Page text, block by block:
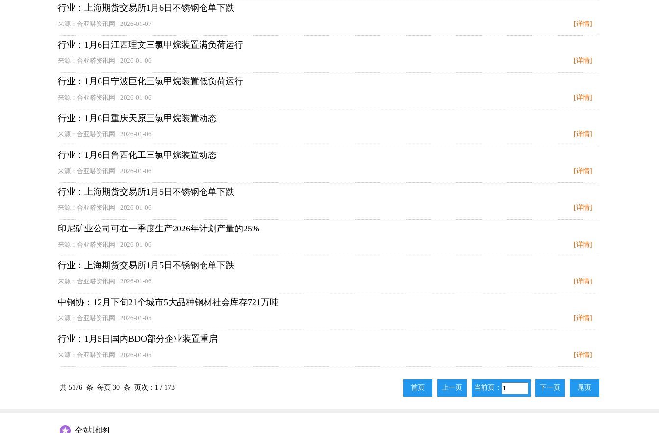
行业：上海期货交易所1月6日不锈钢仓单下跌
来源：合亚嗒资讯网 2026-01-07 [详情]
行业：1月6日江西理文三氯甲烷装置满负荷运行
来源：合亚嗒资讯网 2026-01-06 [详情]
行业：1月6日宁波巨化三氯甲烷装置低负荷运行
来源：合亚嗒资讯网 2026-01-06 [详情]
行业：1月6日重庆天原三氯甲烷装置动态
来源：合亚嗒资讯网 2026-01-06 [详情]
行业：1月6日鲁西化工三氯甲烷装置动态
来源：合亚嗒资讯网 2026-01-06 [详情]
行业：上海期货交易所1月5日不锈钢仓单下跌
来源：合亚嗒资讯网 2026-01-06 [详情]
印尼矿业公司可在一季度生产2026年计划产量的25%
来源：合亚嗒资讯网 2026-01-06 [详情]
行业：上海期货交易所1月5日不锈钢仓单下跌
来源：合亚嗒资讯网 2026-01-06 [详情]
中钢协：12月下旬21个城市5大品种钢材社会库存721万吨
来源：合亚嗒资讯网 2026-01-05 [详情]
行业：1月5日国内BDO部分企业装置重启
来源：合亚嗒资讯网 2026-01-05 [详情]
共 5176 条 每页 30 条 页次： 1 / 173 首页 上一页 当前页： 下一页 尾页
全站地图